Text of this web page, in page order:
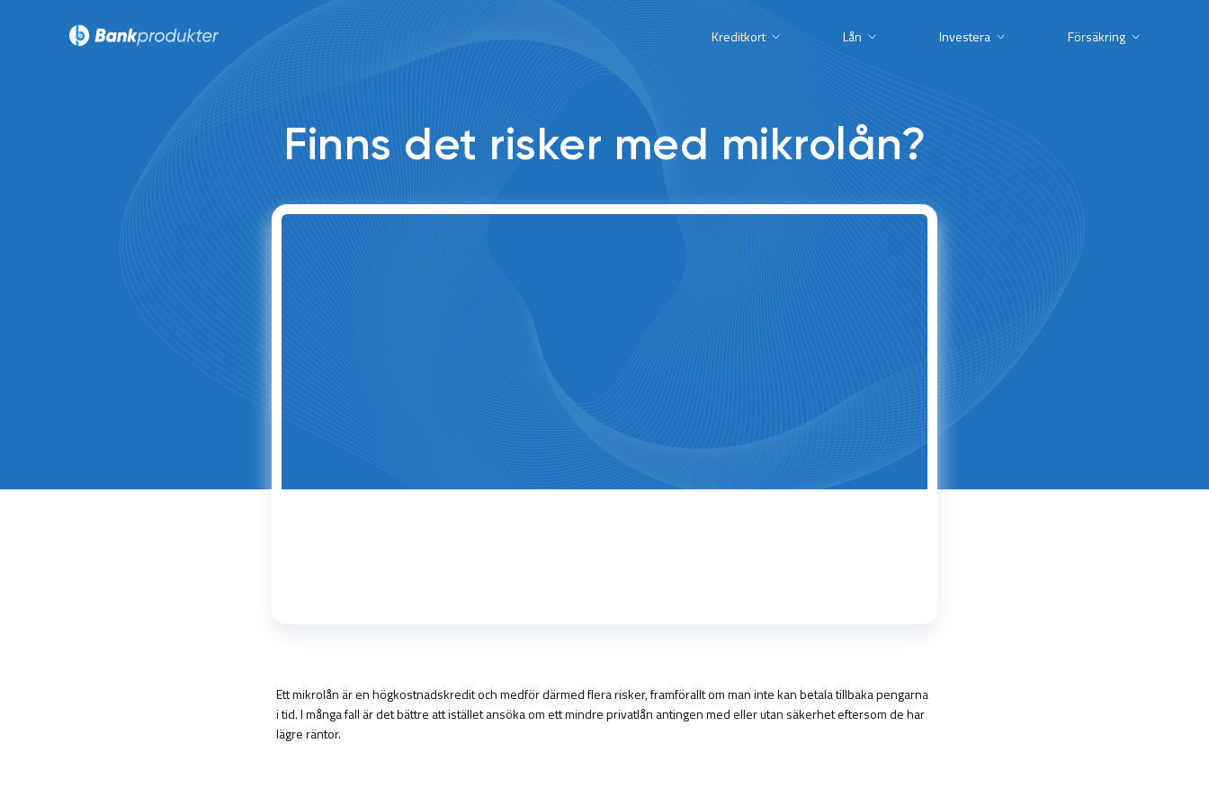
Kreditkort Lån Investera Försäkring
Finns det risker med mikrolån?
Ett mikrolån är en högkostnadskredit och medför därmed flera risker, framförallt om man inte kan betala tillbaka pengarna
i tid. I många fall är det bättre att istället ansöka om ett mindre privatlån antingen med eller utan säkerhet eftersom de har
lägre räntor.